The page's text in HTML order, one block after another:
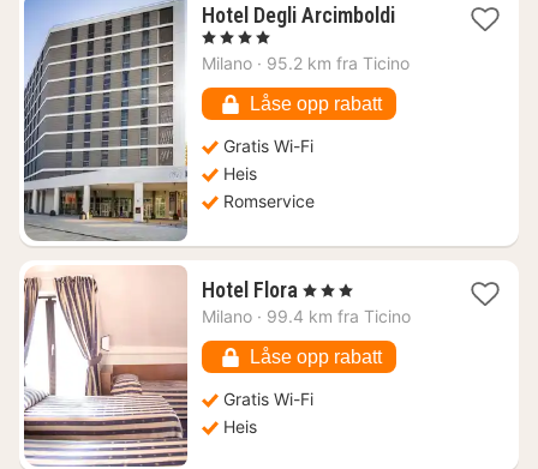
Hotel Degli Arcimboldi1
fra
kr.
, 4 Stjerner
Milano · 95.2 km fra Ticino
Låse opp rabatt
Gratis Wi-Fi
Heis
Romservice
Hotel Flora 1
natt
1018
kr.
, 3 Stjerner
Milano · 99.4 km fra Ticino
Låse opp rabatt
Gratis Wi-Fi
Heis